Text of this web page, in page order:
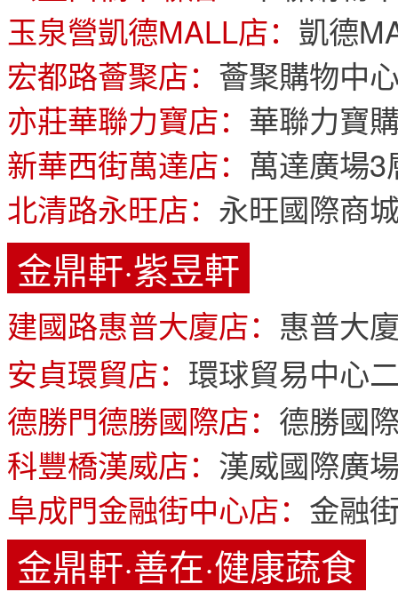
玉泉營凱德MALL店： 凱德
宏都路薈聚店： 薈聚購物中
亦莊華聯力寶店： 華聯力寶
新華西街萬達店： 萬達廣場3
北清路永旺店： 永旺國際商
金鼎軒·紫昱軒
建國路惠普大廈店： 惠普大
安貞環貿店： 環球貿易中心
德勝門德勝國際店： 德勝國
科豐橋漢威店： 漢威國際廣
阜成門金融街中心店： 金融
金鼎軒·善在·健康蔬食